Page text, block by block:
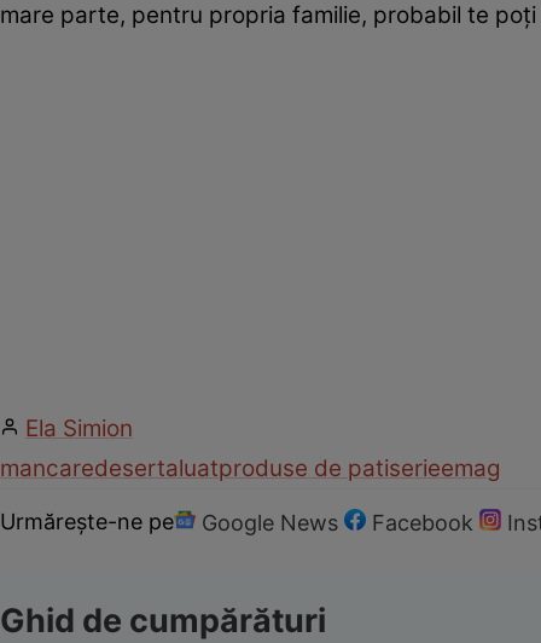
mare parte, pentru propria familie, probabil te
Ela Simion
mancaredesertaluatproduse de patiserieemag
Urmărește-ne pe Google News Facebook
Ghid de cumpărături